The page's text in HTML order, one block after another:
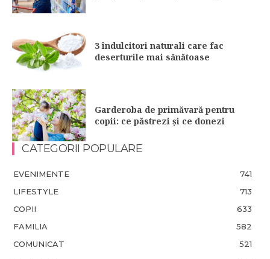
3 îndulcitori naturali care fac
deserturile mai sănătoase
Garderoba de primăvară pentru
copii: ce păstrezi și ce donezi
CATEGORII POPULARE
EVENIMENTE
741
LIFESTYLE
713
COPII
633
FAMILIA
582
COMUNICAT
521